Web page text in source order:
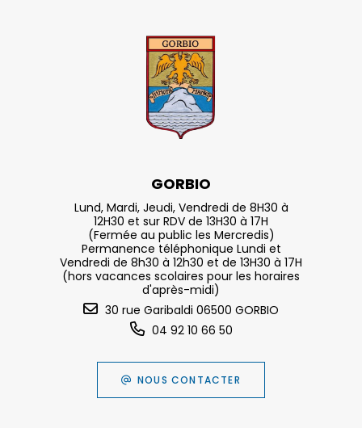
GORBIO
Lund, Mardi, Jeudi, Vendredi de 8H30 à
12H30 et sur RDV de 13H30 à 17H
(Fermée au public les Mercredis)
Permanence téléphonique Lundi et
Vendredi de 8h30 à 12h30 et de 13H30 à 17H
(hors vacances scolaires pour les horaires
d'après-midi)
30 rue Garibaldi 06500 GORBIO
04 92 10 66 50
NOUS CONTACTER